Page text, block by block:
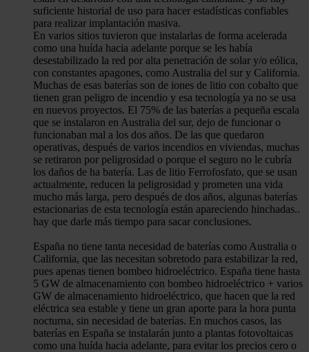
suficiente historial de uso para hacer estadísticas confiables
para realizar implantación masiva.
En varios sitios tuvieron que instalarlas de forma acelerada
como una huída hacia adelante porque se les había
desestabilizado la red por alta penetración de solar y/o eólica,
con constantes apagones, como Australia del sur y California.
Muchas de esas baterías son de iones de litio con cobalto que
tienen gran peligro de incendio y esa tecnología ya no se usa
en nuevos proyectos. El 75% de las baterías a pequeña escala
que se instalaron en Australia del sur, dejo de funcionar o
funcionaban mal a los dos años. De las que quedaron
operativas, después de varios incendios en viviendas, muchas
se retiraron por peligrosidad o porque el seguro no le cubría
los daños de ha batería. Las de litio Ferrofosfato, que se usan
actualmente, reducen la peligrosidad y prometen una vida
mucho más larga, pero después de dos años, algunas baterías
estacionarias de esta tecnología están apareciendo hinchadas..
hay que darle más tiempo para sacar conclusiones.
España no tiene tanta necesidad de baterías como Australia o
California, que las necesitan sobretodo para estabilizar la red,
pues apenas tienen bombeo hidroeléctrico. España tiene hasta
5 GW de almacenamiento con bombeo hidroeléctrico + varios
GW de almacenamiento hidroeléctrico, que hacen que la red
eléctrica sea estable y tiene un gran aporte para la hora punta
nocturna, sin necesidad de baterías. En muchos casos, las
baterías en España se instalarán junto a plantas fotovoltaicas
como una huída hacia adelante, para evitar los precios cero o